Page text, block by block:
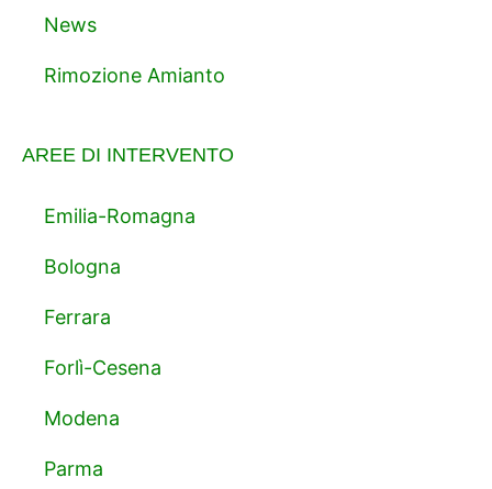
News
Rimozione Amianto
AREE DI INTERVENTO
Emilia-Romagna
Bologna
Ferrara
Forlì-Cesena
Modena
Parma